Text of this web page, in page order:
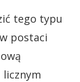
tego typu
postaci
licznym